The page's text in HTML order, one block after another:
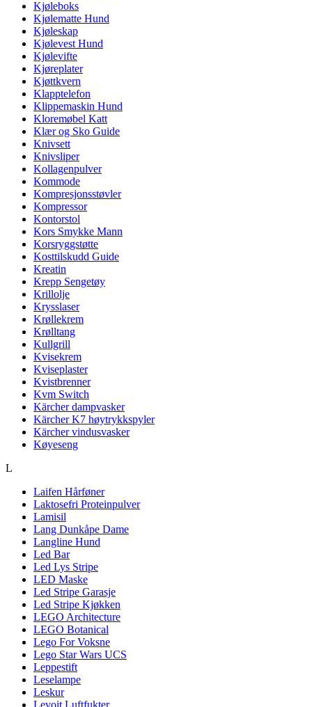
Kjøleboks
Kjølematte Hund
Kjøleskap
Kjølevest Hund
Kjølevifte
Kjøreplater
Kjøttkvern
Klapptelefon
Klippemaskin Hund
Kloremøbel Katt
Klær og Sko Guide
Knivsett
Knivsliper
Kollagenpulver
Kommode
Kompresjonsstøvler
Kompressor
Kontorstol
Kors Smykke Mann
Korsryggstøtte
Kosttilskudd Guide
Kreatin
Krepp Sengetøy
Krillolje
Krysslaser
Krøllekrem
Krølltang
Kullgrill
Kvisekrem
Kviseplaster
Kvistbrenner
Kvm Switch
Kärcher dampvasker
Kärcher K7 høytrykkspyler
Kärcher vindusvasker
Køyeseng
L
Laifen Hårføner
Laktosefri Proteinpulver
Lamisil
Lang Dunkåpe Dame
Langline Hund
Led Bar
Led Lys Stripe
LED Maske
Led Stripe Garasje
Led Stripe Kjøkken
LEGO Architecture
LEGO Botanical
Lego For Voksne
Lego Star Wars UCS
Leppestift
Leselampe
Leskur
Levoit Luftfukter